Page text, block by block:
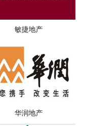
敏捷地产
华润地产